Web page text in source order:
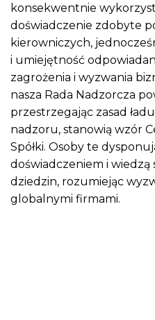
konsekwentnie
doświadczenie zdobyte
kierowniczych,
i umiejętność
zagrożenia i wyzwania
nasza Rada Nadzorcza
przestrzegając zasad
nadzoru, stanowią wzór
Spółki. Osoby te
doświadczeniem i wiedzą
dziedzin, rozumiejąc
globalnymi firmami.